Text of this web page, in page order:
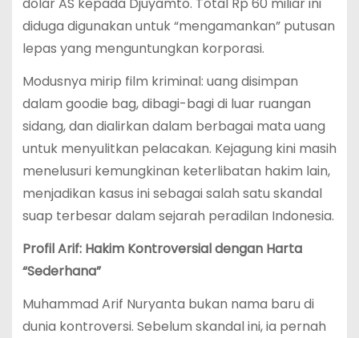
dolar AS kepada Djuyamto. Total Rp 60 miliar ini
diduga digunakan untuk “mengamankan” putusan
lepas yang menguntungkan korporasi.
Modusnya mirip film kriminal: uang disimpan
dalam goodie bag, dibagi-bagi di luar ruangan
sidang, dan dialirkan dalam berbagai mata uang
untuk menyulitkan pelacakan. Kejagung kini masih
menelusuri kemungkinan keterlibatan hakim lain,
menjadikan kasus ini sebagai salah satu skandal
suap terbesar dalam sejarah peradilan Indonesia.
Profil Arif: Hakim Kontroversial dengan Harta
“Sederhana”
Muhammad Arif Nuryanta bukan nama baru di
dunia kontroversi. Sebelum skandal ini, ia pernah